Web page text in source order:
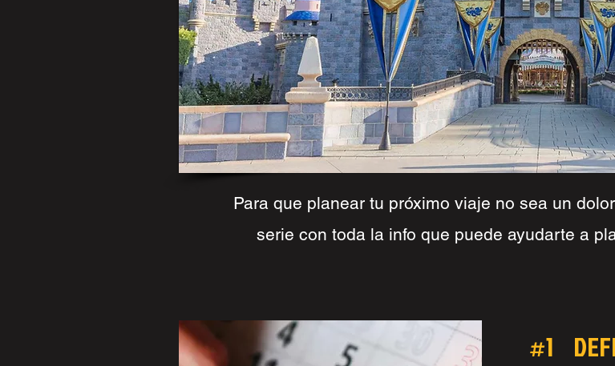
Para que planear tu próximo viaje no sea un
serie con toda la info que puede ayudarte a
#1